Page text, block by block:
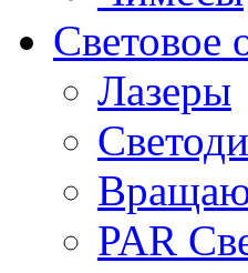
Световое
Лазеры
PAR